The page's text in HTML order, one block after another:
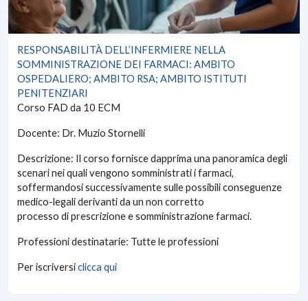
RESPONSABILITÀ DELL’INFERMIERE NELLA
SOMMINISTRAZIONE DEI FARMACI: AMBITO
OSPEDALIERO; AMBITO RSA; AMBITO ISTITUTI
PENITENZIARI
Corso FAD da 10 ECM
Docente: Dr. Muzio Stornelli
Descrizione: Il corso fornisce dapprima una panoramica degli
scenari nei quali vengono somministrati i farmaci,
soffermandosi successivamente sulle possibili conseguenze
medico-legali derivanti da un non corretto
processo di prescrizione e somministrazione farmaci.
Professioni destinatarie: Tutte le professioni
Per iscriversiclicca qui